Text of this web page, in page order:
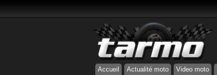
Accueil Actualité moto Video moto